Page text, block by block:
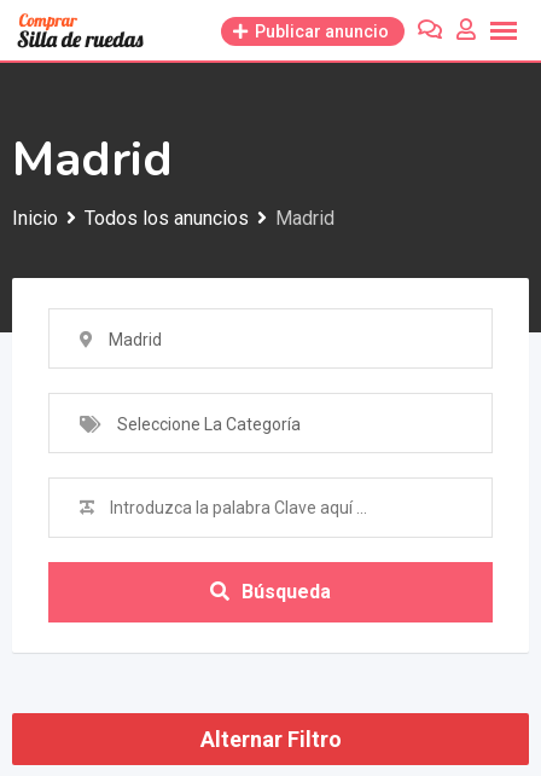
Saltar
Publicar anuncio
Madrid
Inicio Todos los anuncios Madrid
Madrid
Seleccione La Categoría
Búsqueda
Alternar Filtro